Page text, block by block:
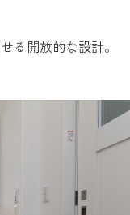
る開放的な設計。